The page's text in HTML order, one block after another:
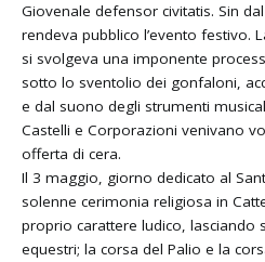
Giovenale defensor civitatis. Sin
rendeva pubblico l’evento festivo.
si svolgeva una imponente
sotto lo sventolio dei gonfaloni,
e dal suono degli strumenti
Castelli e Corporazioni venivano
offerta di cera.
Il 3 maggio, giorno dedicato al
solenne cerimonia religiosa in
proprio carattere ludico, lasciando
equestri; la corsa del Palio e la